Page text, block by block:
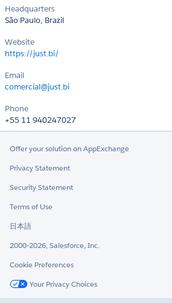
Headquarters
São Paulo, Brazil
Website
https://just.bi/
Email
comercial@just.bi
Phone
+55 11 940247027
Offer your solution on AppExchange
Privacy Statement
Security Statement
Terms of Use
日本語
2000-2026, Salesforce, Inc.
Cookie Preferences
Your Privacy Choices